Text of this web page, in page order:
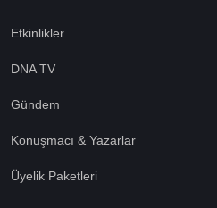
Etkinlikler
DNA TV
Gündem
Konuşmacı & Yazarlar
Üyelik Paketleri